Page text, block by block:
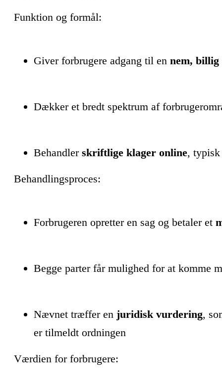
Funktion og formål:
Giver forbrugere adgang til en nem,
Dækker et bredt spektrum af
Behandler skriftlige klager online,
Behandlingsproces:
Forbrugeren opretter en sag og betaler et
Begge parter får mulighed for at komme
Nævnet træffer en juridisk vurdering,
er tilmeldt ordningen
Værdien for forbrugere: